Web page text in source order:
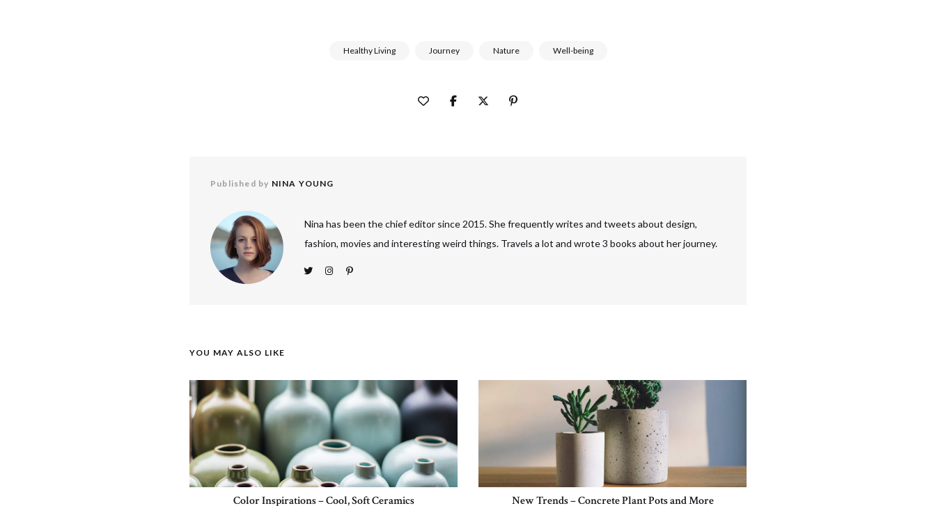
Healthy Living Journey Nature Well-being
Published by NINA YOUNG
Nina has been the chief editor since 2015. She frequently writes and tweets about design,
fashion, movies and interesting weird things. Travels a lot and wrote 3 books about her journey.
YOU MAY ALSO LIKE
Color Inspirations – Cool, Soft Ceramics New Trends – Concrete Plant Pots and More